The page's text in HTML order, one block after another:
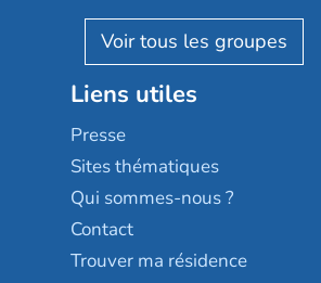
Reseda
Stella management
Les villages d'or
Sérénys
Résidences services Villa
Résidalya
Groupe aplus
AGE D'OR Services
Liens utiles
Presse
Sites thématiques
Qui sommes-nous ?
Contact
Trouver ma résidence